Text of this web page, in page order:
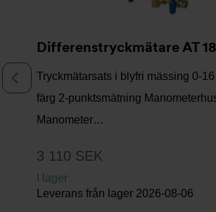
Differenstryckmätare AT
Tryckmätarsats i blyfri mässing 0-
färg 2-punktsmätning
Manometer…
3 110 SEK
I lager
Leverans från lager 2026-08-06
Föregående